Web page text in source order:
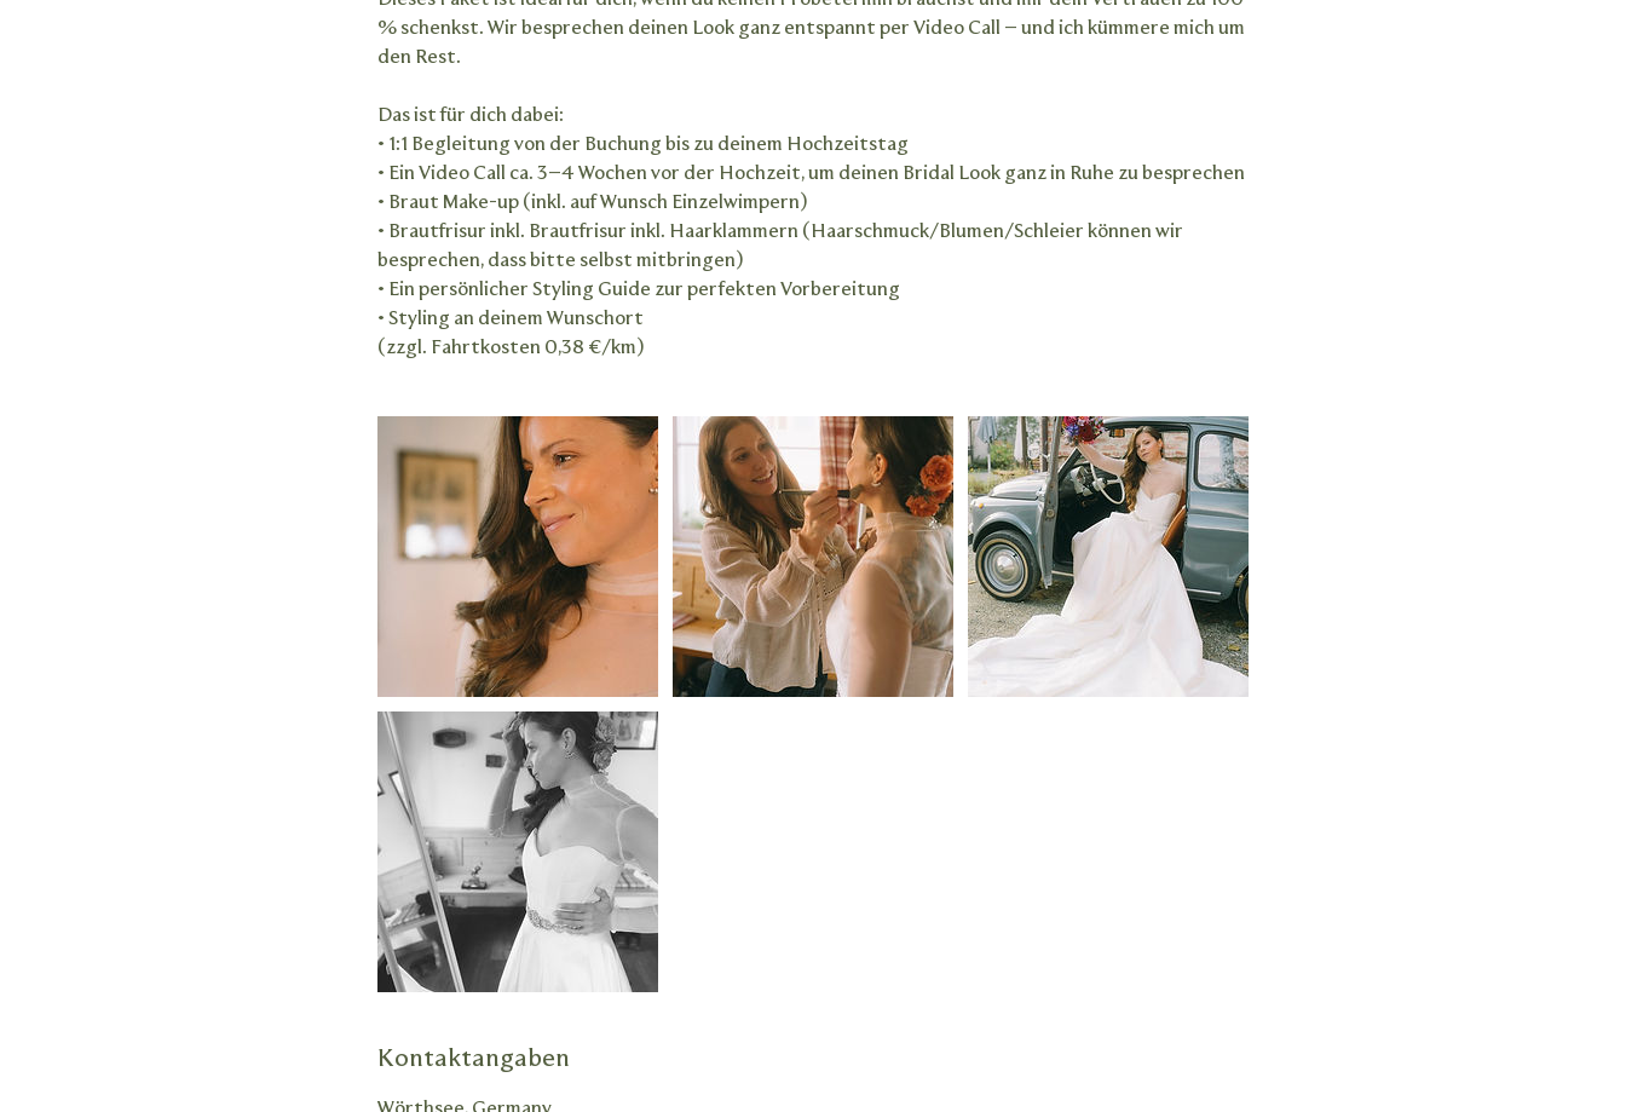
% schenkst. Wir besprechen deinen Look ganz entspannt per Video Call – und ich kümmere mich um
den Rest.
Das ist für dich dabei:
• 1:1 Begleitung von der Buchung bis zu deinem Hochzeitstag
• Ein Video Call ca. 3–4 Wochen vor der Hochzeit, um deinen Bridal Look ganz in Ruhe zu besprechen
• Braut Make-up (inkl. auf Wunsch Einzelwimpern)
• Brautfrisur inkl. Brautfrisur inkl. Haarklammern (Haarschmuck/Blumen/Schleier können wir
besprechen, dass bitte selbst mitbringen)
• Ein persönlicher Styling Guide zur perfekten Vorbereitung
• Styling an deinem Wunschort
Kontaktangaben